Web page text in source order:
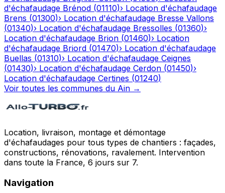
d'échafaudage Brénod (01110)› Location d'échafaudage
Brens (01300)› Location d'échafaudage Bresse Vallons
(01340)› Location d'échafaudage Bressolles (01360)›
Location d'échafaudage Brion (01460)› Location
d'échafaudage Briord (01470)› Location d'échafaudage
Buellas (01310)› Location d'échafaudage Ceignes
(01430)› Location d'échafaudage Cerdon (01450)›
Location d'échafaudage Certines (01240)
Voir toutes les communes du Ain →
Location, livraison, montage et démontage
d'échafaudages pour tous types de chantiers : façades,
constructions, rénovations, ravalement. Intervention
dans toute la France, 6 jours sur 7.
Navigation